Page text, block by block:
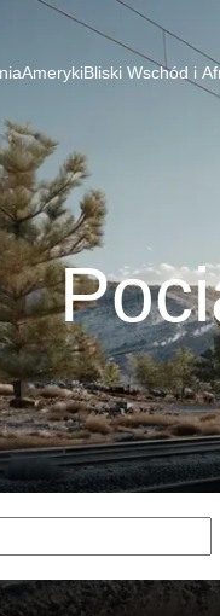
AmerykiBliski Wschód i